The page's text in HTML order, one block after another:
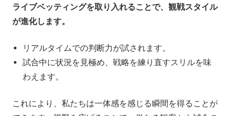
ライブベッティングを取り入れることで、観戦スタイル
が進化します。
リアルタイムでの判断力が試されます。
試合中に状況を見極め、戦略を練り直すスリルを味
わえます。
これにより、私たちは一体感を感じる瞬間を得ることが